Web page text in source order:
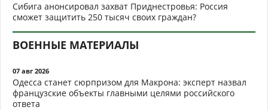
Сибига анонсировал захват Приднестровья: Россия
сможет защитить 250 тысяч своих граждан?
ВОЕННЫЕ МАТЕРИАЛЫ
07 авг 2026
Одесса станет сюрпризом для Макрона: эксперт назвал
французские объекты главными целями российского
ответа